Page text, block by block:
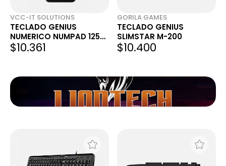
VCC-IT SOLUTIONS
TECLADO GENIUS
NUMERICO NUMPAD 125
USB-A BLACK
$10.361
GORILA GAMES
TECLADO GENIUS
SLIMSTAR M-200
$10.400